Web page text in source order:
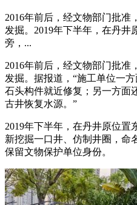
2016年前后，经文物部门批准
发掘。2019年下半年，在丹井
旁，...
2016年前后，经文物部门批准
发掘。据报道，“施工单位一
石头构件就近修复；另一方面
古井恢复水源。”
2019年下半年，在丹井原位置
新挖掘一口井、仿制井圈，命
保留文物保护单位身份。